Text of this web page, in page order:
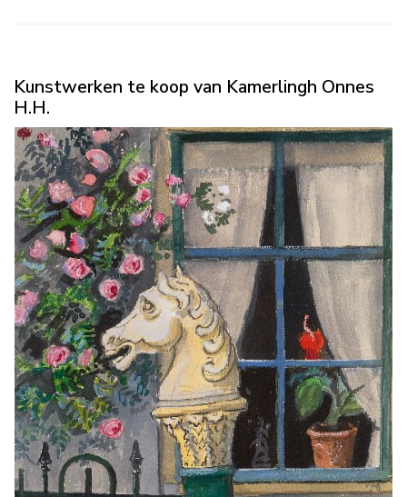
Kunstwerken te koop van Kamerlingh Onnes
H.H.